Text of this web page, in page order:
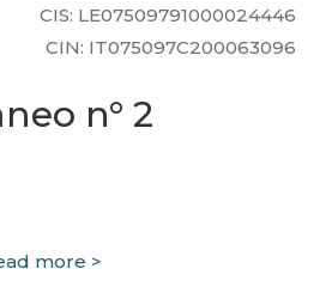
CIS: LE07509791000024446
CIN: IT075097C200063096
n° 2
more >